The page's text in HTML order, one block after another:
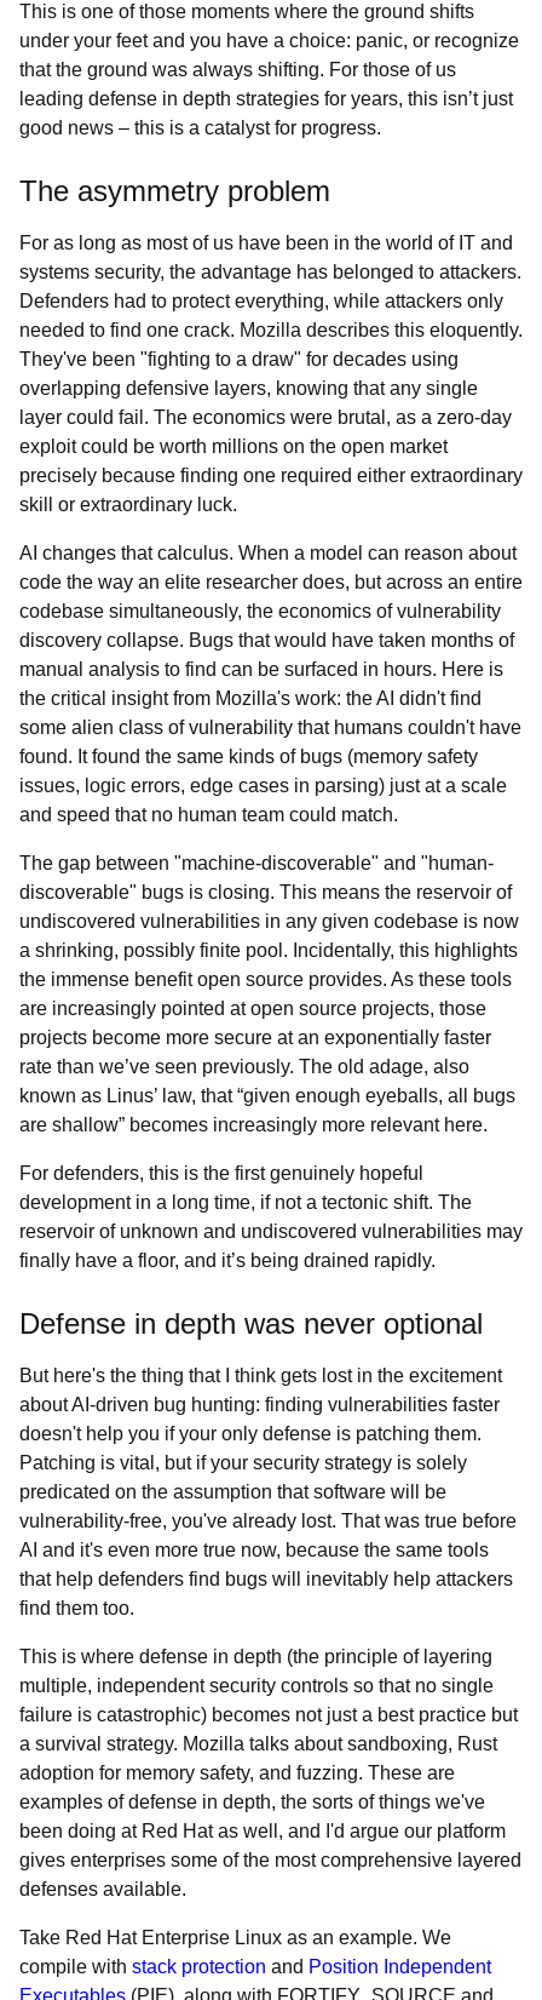
This is one of those moments where the ground shifts
under your feet and you have a choice: panic, or recognize
that the ground was always shifting. For those of us
leading defense in depth strategies for years, this isn’t just
good news – this is a catalyst for progress.
The asymmetry problem
For as long as most of us have been in the world of IT and
systems security, the advantage has belonged to attackers.
Defenders had to protect everything, while attackers only
needed to find one crack. Mozilla describes this eloquently.
They've been "fighting to a draw" for decades using
overlapping defensive layers, knowing that any single
layer could fail. The economics were brutal, as a zero-day
exploit could be worth millions on the open market
precisely because finding one required either extraordinary
skill or extraordinary luck.
AI changes that calculus. When a model can reason about
code the way an elite researcher does, but across an entire
codebase simultaneously, the economics of vulnerability
discovery collapse. Bugs that would have taken months of
manual analysis to find can be surfaced in hours. Here is
the critical insight from Mozilla's work: the AI didn't find
some alien class of vulnerability that humans couldn't have
found. It found the same kinds of bugs (memory safety
issues, logic errors, edge cases in parsing) just at a scale
and speed that no human team could match.
The gap between "machine-discoverable" and "human-
discoverable" bugs is closing. This means the reservoir of
undiscovered vulnerabilities in any given codebase is now
a shrinking, possibly finite pool. Incidentally, this highlights
the immense benefit open source provides. As these tools
are increasingly pointed at open source projects, those
projects become more secure at an exponentially faster
rate than we’ve seen previously. The old adage, also
known as Linus’ law, that “given enough eyeballs, all bugs
are shallow” becomes increasingly more relevant here.
For defenders, this is the first genuinely hopeful
development in a long time, if not a tectonic shift. The
reservoir of unknown and undiscovered vulnerabilities may
finally have a floor, and it’s being drained rapidly.
Defense in depth was never optional
But here's the thing that I think gets lost in the excitement
about AI-driven bug hunting: finding vulnerabilities faster
doesn't help you if your only defense is patching them.
Patching is vital, but if your security strategy is solely
predicated on the assumption that software will be
vulnerability-free, you've already lost. That was true before
AI and it's even more true now, because the same tools
that help defenders find bugs will inevitably help attackers
find them too.
This is where defense in depth (the principle of layering
multiple, independent security controls so that no single
failure is catastrophic) becomes not just a best practice but
a survival strategy. Mozilla talks about sandboxing, Rust
adoption for memory safety, and fuzzing. These are
examples of defense in depth, the sorts of things we've
been doing at Red Hat as well, and I'd argue our platform
gives enterprises some of the most comprehensive layered
defenses available.
Take Red Hat Enterprise Linux as an example. We
compile with stack protection and Position Independent
Executables (PIE), along with FORTIFY_SOURCE and